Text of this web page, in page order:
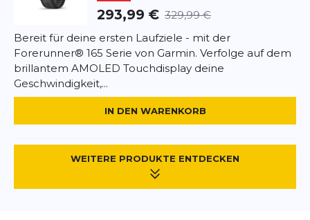
293,99 € 329,99 €
Bereit für deine ersten Laufziele - mit der
Forerunner® 165 Serie von Garmin. Verfolge auf dem
brillantem AMOLED Touchdisplay deine
Geschwindigkeit,...
IN DEN WARENKORB
WEITERE PRODUKTE ENTDECKEN